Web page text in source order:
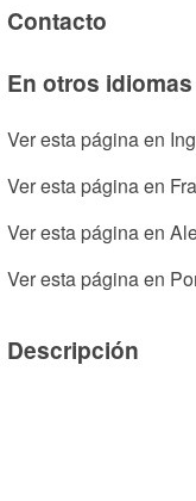
Contacto
En otros idiomas
Ver esta página en
Ver esta página en
Ver esta página en
Ver esta página en
Descripción